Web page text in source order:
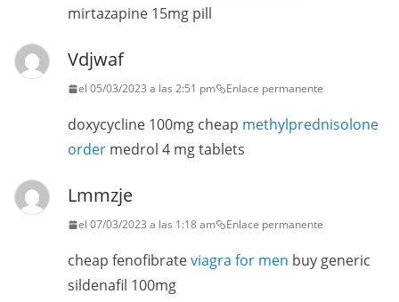
mirtazapine 15mg pill
Vdjwaf
el 05/03/2023 a las 2:51 pm Enlace permanente
doxycycline 100mg cheap methylprednisolone
order medrol 4 mg tablets
Lmmzje
el 07/03/2023 a las 1:18 am Enlace permanente
cheap fenofibrateviagra for men buy generic
sildenafil 100mg